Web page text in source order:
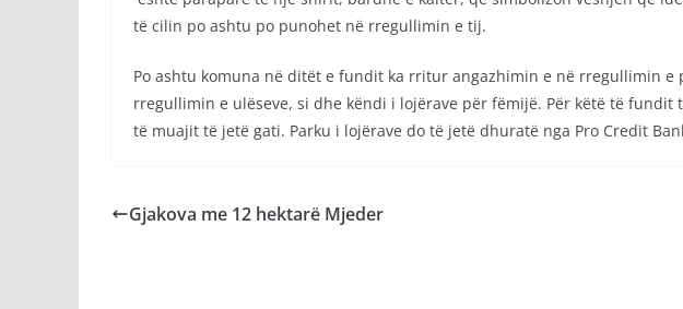
të cilin po ashtu po punohet në rregullimin e tij.
Po ashtu komuna në ditët e fundit ka rritur angazhimin e në rregullimin
rregullimin e ulëseve, si dhe këndi i lojërave për fëmijë. Për këtë të
të muajit të jetë gati. Parku i lojërave do të jetë dhuratë nga Pro Credit
Gjakova me 12 hektarë Mjeder